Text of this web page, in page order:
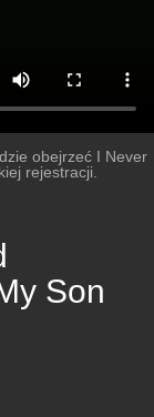
obejrzeć I Never
rejestracji.
Son